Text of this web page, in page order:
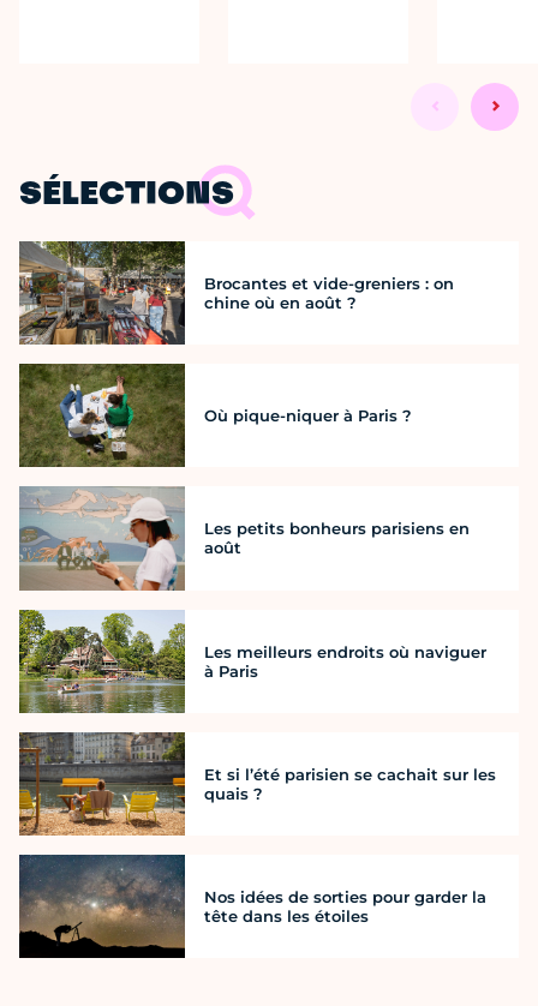
SÉLECTIONS
Brocantes et vide-greniers : on
chine où en août ?
Où pique-niquer à Paris ?
Les petits bonheurs parisiens en
août
Les meilleurs endroits où naviguer
à Paris
Et si l’été parisien se cachait sur les
quais ?
Nos idées de sorties pour garder la
tête dans les étoiles